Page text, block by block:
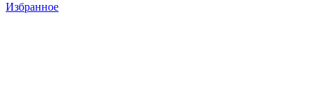
Избранное